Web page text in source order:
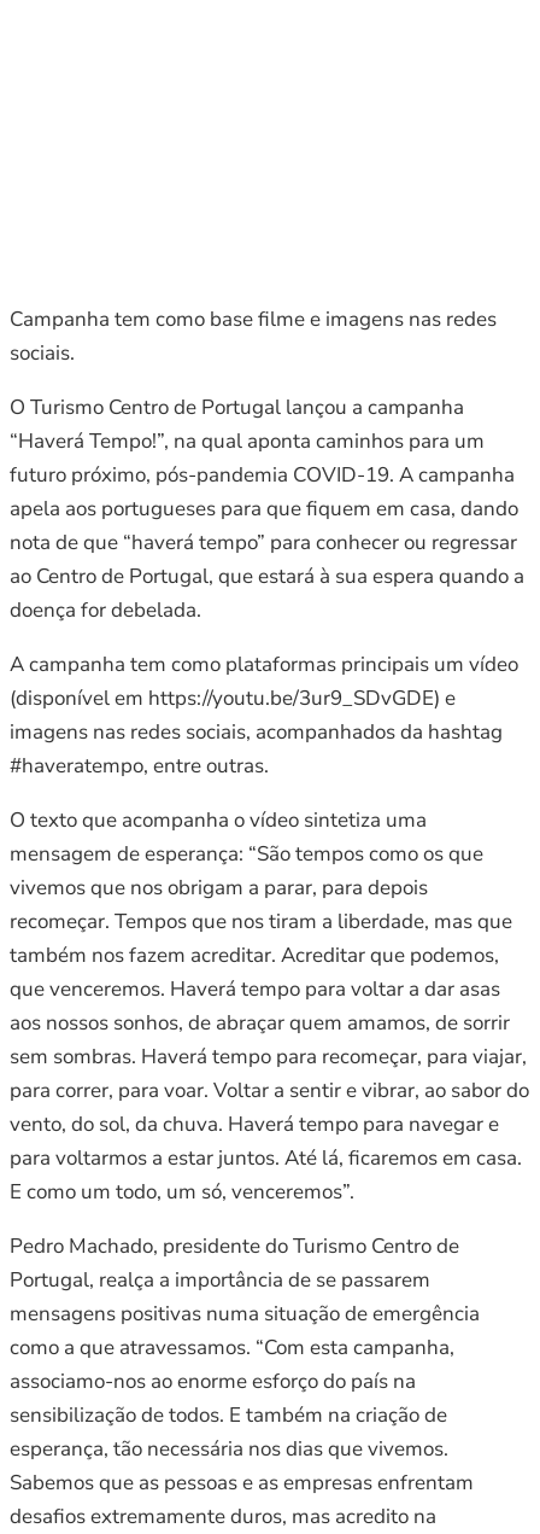
Campanha tem como base filme e imagens nas redes
sociais.
O Turismo Centro de Portugal lançou a campanha
“Haverá Tempo!”, na qual aponta caminhos para um
futuro próximo, pós-pandemia COVID-19. A campanha
apela aos portugueses para que fiquem em casa, dando
nota de que “haverá tempo” para conhecer ou regressar
ao Centro de Portugal, que estará à sua espera quando a
doença for debelada.
A campanha tem como plataformas principais um vídeo
(disponível em https://youtu.be/3ur9_SDvGDE) e
imagens nas redes sociais, acompanhados da hashtag
#haveratempo, entre outras.
O texto que acompanha o vídeo sintetiza uma
mensagem de esperança: “São tempos como os que
vivemos que nos obrigam a parar, para depois
recomeçar. Tempos que nos tiram a liberdade, mas que
também nos fazem acreditar. Acreditar que podemos,
que venceremos. Haverá tempo para voltar a dar asas
aos nossos sonhos, de abraçar quem amamos, de sorrir
sem sombras. Haverá tempo para recomeçar, para viajar,
para correr, para voar. Voltar a sentir e vibrar, ao sabor do
vento, do sol, da chuva. Haverá tempo para navegar e
para voltarmos a estar juntos. Até lá, ficaremos em casa.
E como um todo, um só, venceremos”.
Pedro Machado, presidente do Turismo Centro de
Portugal, realça a importância de se passarem
mensagens positivas numa situação de emergência
como a que atravessamos. “Com esta campanha,
associamo-nos ao enorme esforço do país na
sensibilização de todos. E também na criação de
esperança, tão necessária nos dias que vivemos.
Sabemos que as pessoas e as empresas enfrentam
desafios extremamente duros, mas acredito na